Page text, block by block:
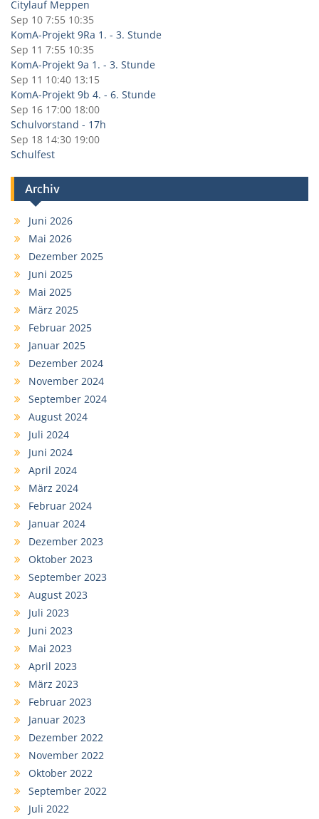
Citylauf Meppen
Sep 10 7:55 10:35
KomA-Projekt 9Ra 1. - 3. Stunde
Sep 11 7:55 10:35
KomA-Projekt 9a 1. - 3. Stunde
Sep 11 10:40 13:15
KomA-Projekt 9b 4. - 6. Stunde
Sep 16 17:00 18:00
Schulvorstand - 17h
Sep 18 14:30 19:00
Schulfest
Archiv
Juni 2026
Mai 2026
Dezember 2025
Juni 2025
Mai 2025
März 2025
Februar 2025
Januar 2025
Dezember 2024
November 2024
September 2024
August 2024
Juli 2024
Juni 2024
April 2024
März 2024
Februar 2024
Januar 2024
Dezember 2023
Oktober 2023
September 2023
August 2023
Juli 2023
Juni 2023
Mai 2023
April 2023
März 2023
Februar 2023
Januar 2023
Dezember 2022
November 2022
Oktober 2022
September 2022
Juli 2022